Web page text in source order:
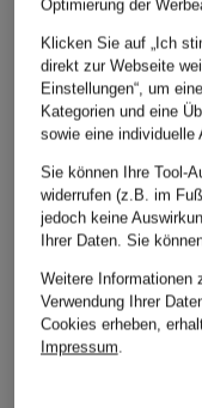
Optimierung der
Klicken Sie auf „Ich
direkt zur Webseite
Einstellungen“, um
Kategorien und eine
sowie eine individuelle
Sie können Ihre Tool-
widerrufen (z.B. im
jedoch keine
Ihrer Daten. Sie
Weitere Informationen
Verwendung Ihrer
Cookies erheben,
Impressum.